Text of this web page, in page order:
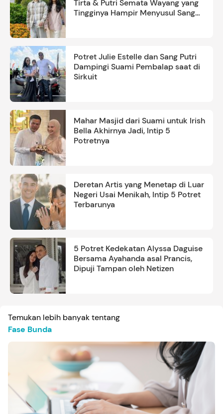
Tirta & Putri Semata Wayang yang
Tingginya Hampir Menyusul Sang
Potret Julie Estelle dan Sang Putri
Dampingi Suami Pembalap saat di
Sirkuit
Mahar Masjid dari Suami untuk Irish
Bella Akhirnya Jadi, Intip 5
Potretnya
Deretan Artis yang Menetap di Luar
Negeri Usai Menikah, Intip 5 Potret
Terbarunya
5 Potret Kedekatan Alyssa Daguise
Bersama Ayahanda asal Prancis,
Dipuji Tampan oleh Netizen
Temukan lebih banyak tentang
Fase Bunda